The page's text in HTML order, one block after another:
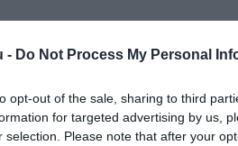
- Do Not Process My Personal
opt-out of the sale, sharing to third
for targeted advertising by us,
selection. Please note that after your
nőttek a